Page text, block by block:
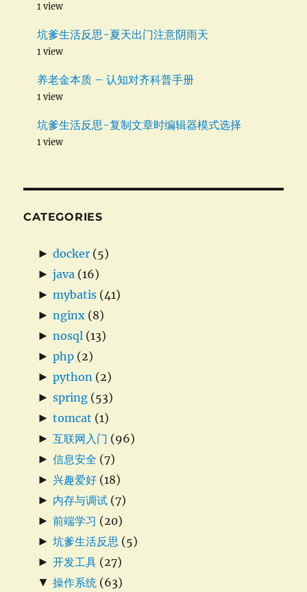
1 view
坑爹生活反思-夏天出门注意阴雨天
1 view
养老金本质 – 认知对齐科普手册
1 view
坑爹生活反思-复制文章时编辑器模式选择
1 view
CATEGORIES
► docker (5)
► java (16)
► mybatis (41)
► nginx (8)
► nosql (13)
► php (2)
► python (2)
► spring (53)
► tomcat (1)
► 互联网入门 (96)
► 信息安全 (7)
► 兴趣爱好 (18)
► 内存与调试 (7)
► 前端学习 (20)
► 坑爹生活反思 (5)
► 开发工具 (27)
▼ 操作系统 (63)